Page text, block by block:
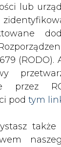
ZMIANY
lub
przez
pod tym
drukuj